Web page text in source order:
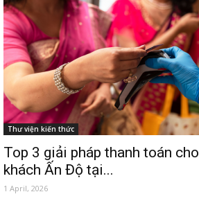
Thư viện kiến thức
Top 3 giải pháp thanh toán cho
khách Ấn Độ tại...
1 April, 2026